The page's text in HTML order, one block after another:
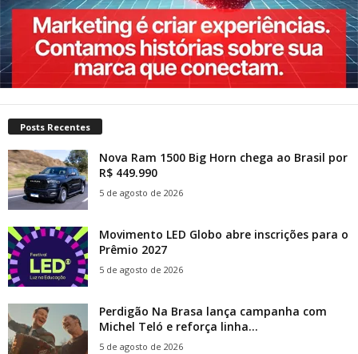
Posts Recentes
Nova Ram 1500 Big Horn chega ao Brasil por
R$ 449.990
5 de agosto de 2026
Movimento LED Globo abre inscrições para o
Prêmio 2027
5 de agosto de 2026
Perdigão Na Brasa lança campanha com
Michel Teló e reforça linha...
5 de agosto de 2026